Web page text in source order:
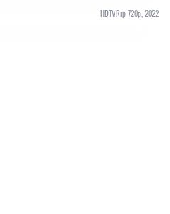
HDTVRip 720p, 2022